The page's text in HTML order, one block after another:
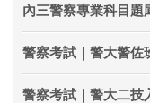
內三警察專業科目題
警察考試｜警大警佐
警察考試｜警大二技